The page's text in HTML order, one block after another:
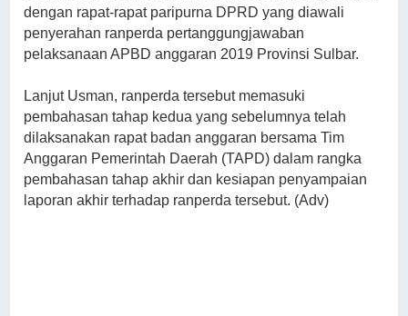
dengan rapat-rapat paripurna DPRD yang diawali
penyerahan ranperda pertanggungjawaban
pelaksanaan APBD anggaran 2019 Provinsi Sulbar.
Lanjut Usman, ranperda tersebut memasuki
pembahasan tahap kedua yang sebelumnya telah
dilaksanakan rapat badan anggaran bersama Tim
Anggaran Pemerintah Daerah (TAPD) dalam rangka
pembahasan tahap akhir dan kesiapan penyampaian
laporan akhir terhadap ranperda tersebut. (Adv)